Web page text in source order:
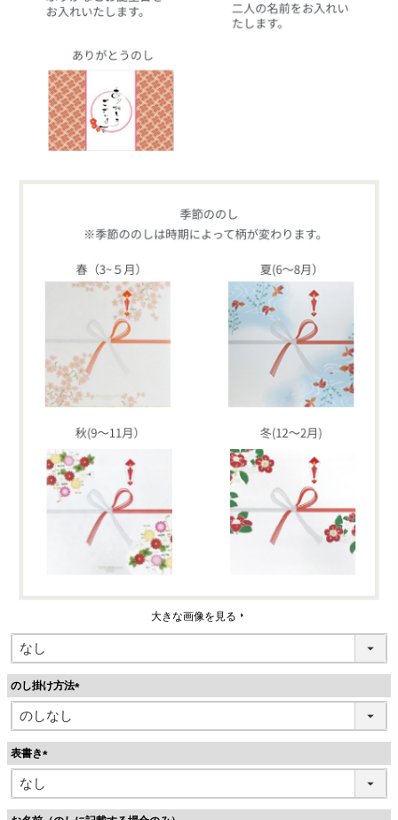
大きな画像を見る
のし掛け方法
(
表書き
(
必